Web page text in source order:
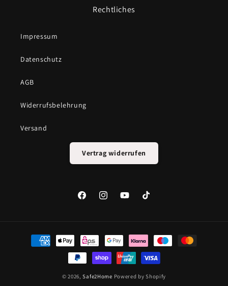
Rechtliches
Impressum
Datenschutz
AGB
Widerrufsbelehrung
Versand
Vertrag widerrufen
FacebookInstagramYouTubeTikTok
Zahlungsmethoden
© 2026,Safe2Home Powered by Shopify